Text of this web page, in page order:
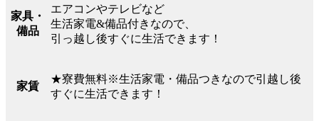
家具・
備品
エアコンやテレビなど
生活家電&備品付きなので、
引っ越し後すぐに生活できます！
家賃
★寮費無料※生活家電・備品つきなので引越し後
すぐに生活できます！